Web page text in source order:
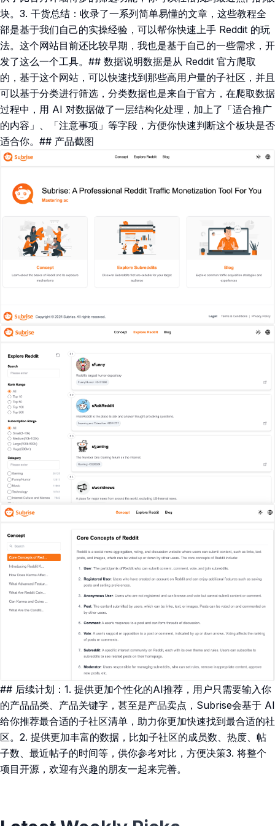
块。3. 干货总结：收录了一系列简单易懂的文章，这些教程全
部是基于我们自己的实操经验，可以帮你快速上手 Reddit 的玩
法。这个网站目前还比较早期，我也是基于自己的一些需求，开
发了这么一个工具。## 数据说明数据是从 Reddit 官方爬取
的，基于这个网站，可以快速找到那些高用户量的子社区，并且
可以基于分类进行筛选，分类数据也是来自于官方，在爬取数据
过程中，用 AI 对数据做了一层结构化处理，加上了「适合推广
的内容」、「注意事项」等字段，方便你快速判断这个板块是否
适合你。## 产品截图
## 后续计划：1. 提供更加个性化的AI推荐，用户只需要输入你
的产品品类、产品关键字，甚至是产品卖点，Subrise会基于 AI
给你推荐最合适的子社区清单，助力你更加快速找到最合适的社
区。2. 提供更加丰富的数据，比如子社区的成员数、热度、帖
子数、最近帖子的时间等，供你参考对比，方便决策3. 将整个
项目开源，欢迎有兴趣的朋友一起来完善。